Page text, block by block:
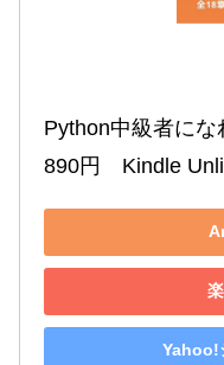
Python中級者に
890円　Kindle
Yahoo!